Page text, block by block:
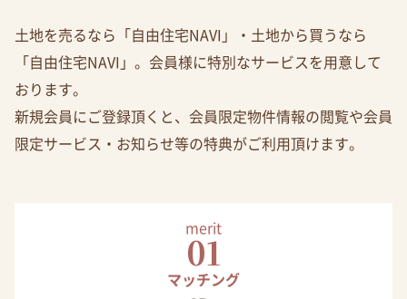
土地を売るなら「自由住宅NAVI」・土地から買うなら
「自由住宅NAVI」。会員様に特別なサービスを用意して
おります。
新規会員にご登録頂くと、会員限定物件情報の閲覧や会員
限定サービス・お知らせ等の特典がご利用頂けます。
merit
01
マッチング